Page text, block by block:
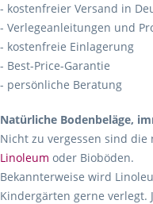
- kostenfreier Versand in
- Verlegeanleitungen und
- kostenfreie Einlagerung
- Best-Price-Garantie
- persönliche Beratung
Natürliche Bodenbeläge,
Nicht zu vergessen sind
Linoleum oder Bioböden.
Bekannterweise wird
Kindergärten gerne